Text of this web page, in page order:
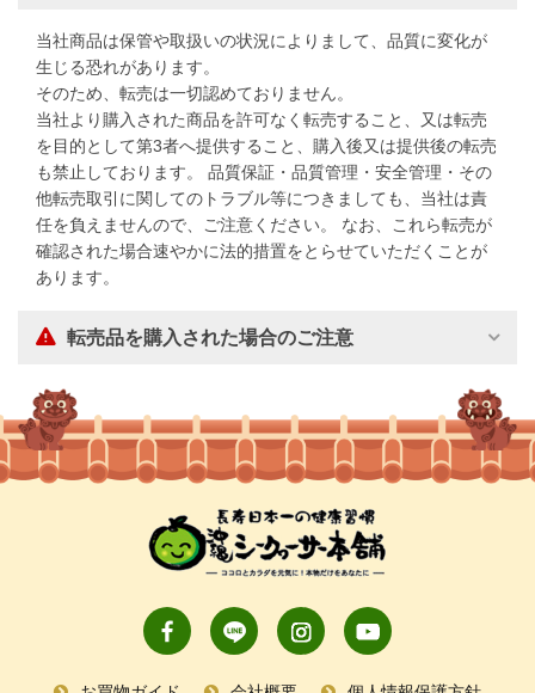
当社商品は保管や取扱いの状況によりまして、品質に変化が
生じる恐れがあります。
そのため、転売は一切認めておりません。
当社より購入された商品を許可なく転売すること、又は転売
を目的として第3者へ提供すること、購入後又は提供後の転売
も禁止しております。 品質保証・品質管理・安全管理・その
他転売取引に関してのトラブル等につきましても、当社は責
任を負えませんので、ご注意ください。 なお、これら転売が
確認された場合速やかに法的措置をとらせていただくことが
あります。
転売品を購入された場合のご注意